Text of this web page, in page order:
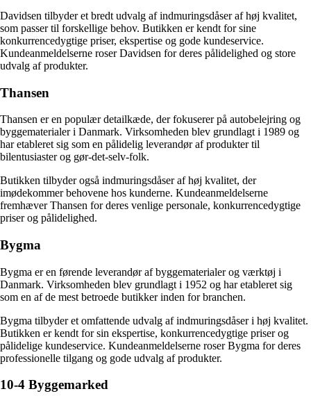
Davidsen tilbyder et bredt udvalg af indmuringsdåser af høj kvalitet,
som passer til forskellige behov. Butikken er kendt for sine
konkurrencedygtige priser, ekspertise og gode kundeservice.
Kundeanmeldelserne roser Davidsen for deres pålidelighed og store
udvalg af produkter.
Thansen
Thansen er en populær detailkæde, der fokuserer på autobelejring og
byggematerialer i Danmark. Virksomheden blev grundlagt i 1989 og
har etableret sig som en pålidelig leverandør af produkter til
bilentusiaster og gør-det-selv-folk.
Butikken tilbyder også indmuringsdåser af høj kvalitet, der
imødekommer behovene hos kunderne. Kundeanmeldelserne
fremhæver Thansen for deres venlige personale, konkurrencedygtige
priser og pålidelighed.
Bygma
Bygma er en førende leverandør af byggematerialer og værktøj i
Danmark. Virksomheden blev grundlagt i 1952 og har etableret sig
som en af de mest betroede butikker inden for branchen.
Bygma tilbyder et omfattende udvalg af indmuringsdåser i høj kvalitet.
Butikken er kendt for sin ekspertise, konkurrencedygtige priser og
pålidelige kundeservice. Kundeanmeldelserne roser Bygma for deres
professionelle tilgang og gode udvalg af produkter.
10-4 Byggemarked